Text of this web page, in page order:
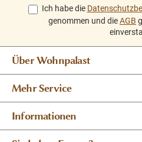
Ich habe die
genommen und dieAGB
Über Wohnpalast
Mehr Service
Informationen